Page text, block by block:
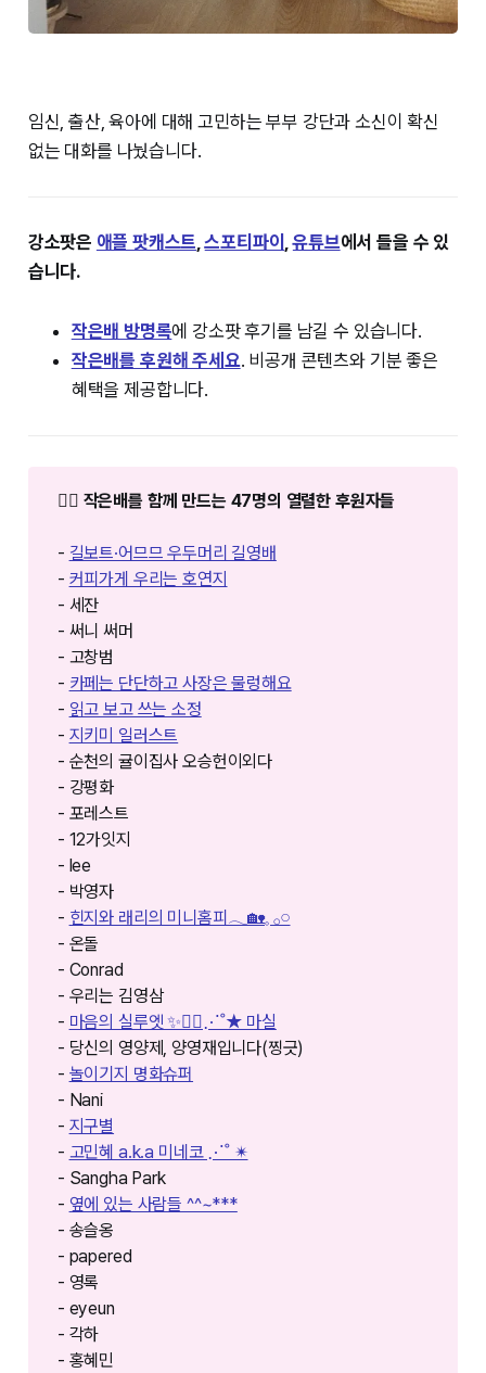
임신, 출산, 육아에 대해 고민하는 부부 강단과 소신이 확신
없는 대화를 나눴습니다.
강소팟은 ⁠⁠애플 팟캐스트⁠⁠ ,⁠⁠스포티파이⁠⁠ ,⁠⁠유튜브⁠⁠에서 들을 수 있
습니다.
작은배 방명록⁠에 강소팟 후기를 남길 수 있습니다.
작은배를 후원해 주세요. 비공개 콘텐츠와 기분 좋은
혜택을 제공합니다.
❤️‍🔥 작은배를 함께 만드는 47명의 열렬한 후원자들
- 길보트·어므므 우두머리 길영배
- 커피가게 우리는 호연지
- 세잔
- 써니 써머
- 고창범
- 카페는 단단하고 사장은 물렁해요
- 읽고 보고 쓰는 소정
- 지키미 일러스트
- 순천의 귤이집사 오승헌이외다
- 강평화
- 포레스트
- 12가잇지
- lee
- 박영자
- 힌지와 래리의 미니홈피𓂃🏡𓈒 𓂂𓏸
- 온돌
- Conrad
- 우리는 김영삼
- 마음의 실루엣 ✨🚶‍♀️⋰˚★ 마실
- 당신의 영양제, 양영재입니다(찡긋)
- 놀이기지 명화슈퍼
- Nani
- 지구별
- 고민혜 a.k.a 미네코 ⋰˚ ✴︎
- Sangha Park
- 옆에 있는 사람들 ^^~***
- 송슬옹
- papered
- 영록
- eyeun
- 각하
- 홍혜민